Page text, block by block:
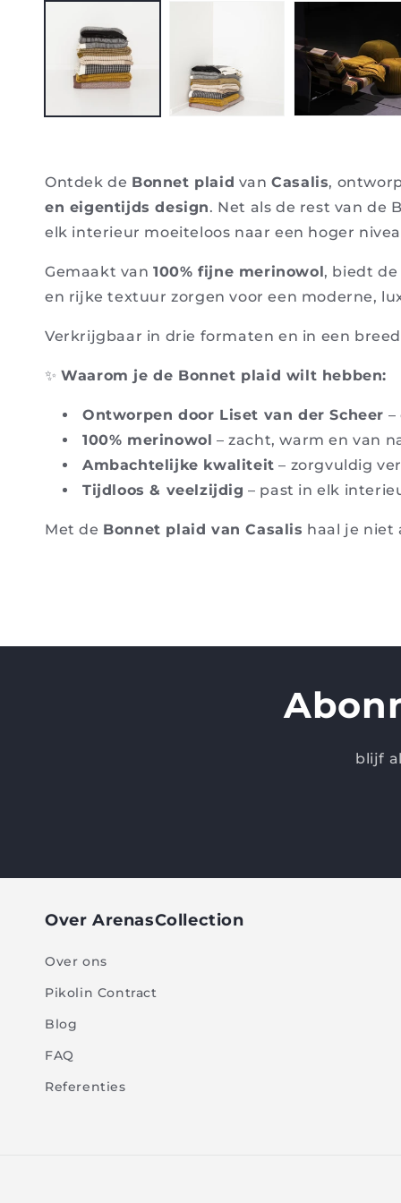
modaal
Ontdek de Bonnet plaid vanCasalis,
en eigentijds design. Net als de rest van de
elk interieur moeiteloos naar een hoger
Gemaakt van100% fijne merinowol, biedt
en rijke textuur zorgen voor een moderne,
Verkrijgbaar in drie formaten en in een
✨Waarom je de Bonnet plaid wilt hebben:
Ontworpen door Liset van der Scheer
100% merinowol – zacht, warm en van
Ambachtelijke kwaliteit – zorgvuldig
Tijdloos & veelzijdig – past in elk
Met de Bonnet plaid van Casalis haal je niet
blijf
Over ArenasCollection
Over ons
Pikolin Contract
Blog
FAQ
Referenties